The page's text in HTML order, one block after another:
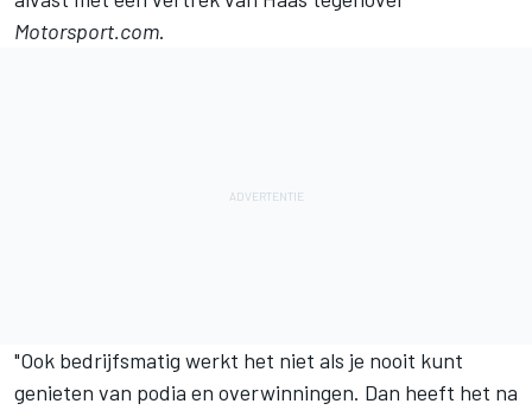
Motorsport.com.
"Ook bedrijfsmatig werkt het niet als je nooit kunt
genieten van podia en overwinningen. Dan heeft het na